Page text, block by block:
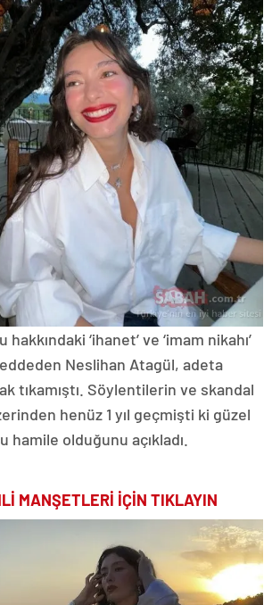
‘ihanet’ ve ‘imam nikahı’
Neslihan Atagül, adeta
tıkamıştı. Söylentilerin ve skandal
henüz 1 yıl geçmişti ki güzel
hamile olduğunu açıkladı.
MANŞETLERİ İÇİN TIKLAYIN